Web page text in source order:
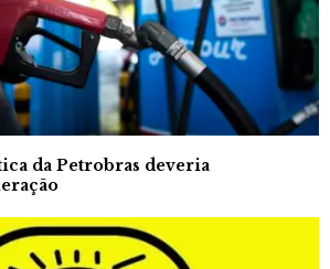
da Petrobras deveria